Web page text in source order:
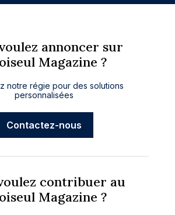
annoncer sur
Magazine ?
notre régie pour des solutions
personnalisées
Contactez-nous
contribuer au
Magazine ?